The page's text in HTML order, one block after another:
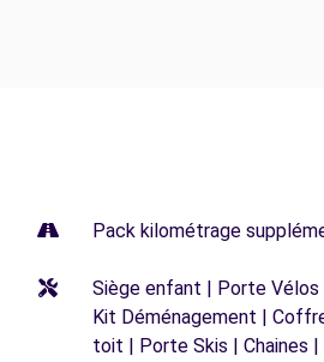
Pack kilométrage
Siège enfant | Porte Vélos
Kit Déménagement |
toit | Porte Skis | Chaines